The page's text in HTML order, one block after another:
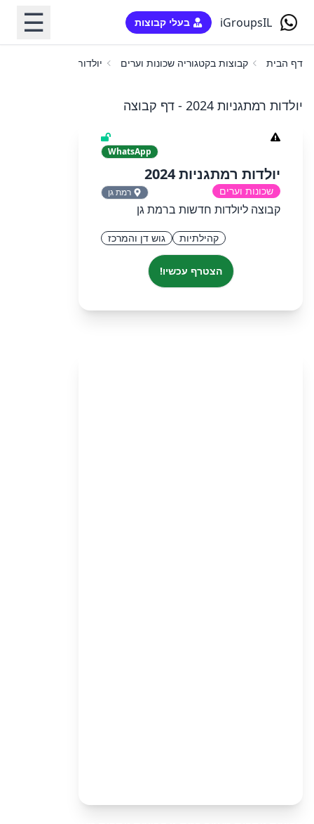
iGroupsIL בעלי קבוצות ☰
דף הבית קבוצות בקטגוריה שכונות וערים יולדות רמתגניות 2024
יולדות רמתגניות 2024 - דף קבוצה
WhatsApp
יולדות רמתגניות 2024
שכונות וערים רמת גן
קבוצה ליולדות חדשות ברמת גן
קהילתיות גוש דן והמרכז
הצטרף עכשיו!